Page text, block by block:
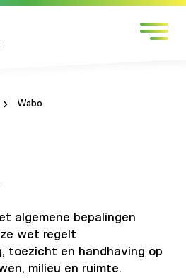
Wabo
algemene bepalingen
wet regelt
toezicht en handhaving op
milieu en ruimte.